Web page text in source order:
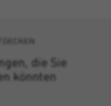
die Sie
könnten